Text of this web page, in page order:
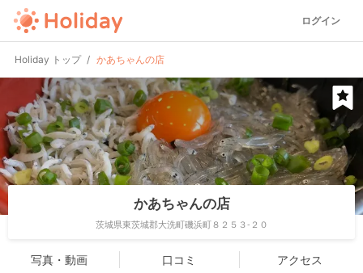
ログイン
Holiday トップ かあちゃんの店
かあちゃんの店
茨城県東茨城郡大洗町磯浜町８２５３-２０
写真・動画 口コミ アクセス